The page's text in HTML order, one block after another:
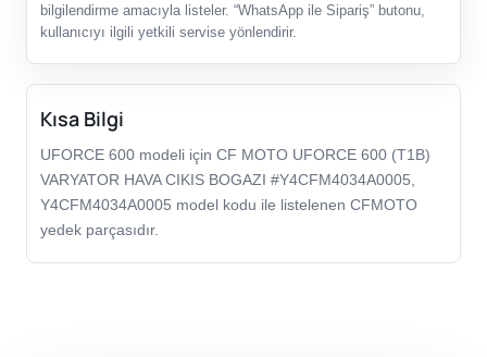
bilgilendirme amacıyla listeler. “WhatsApp ile Sipariş” butonu,
kullanıcıyı ilgili yetkili servise yönlendirir.
Kısa Bilgi
UFORCE 600 modeli için CF MOTO UFORCE 600 (T1B)
VARYATOR HAVA CIKIS BOGAZI #Y4CFM4034A0005,
Y4CFM4034A0005 model kodu ile listelenen CFMOTO
yedek parçasıdır.